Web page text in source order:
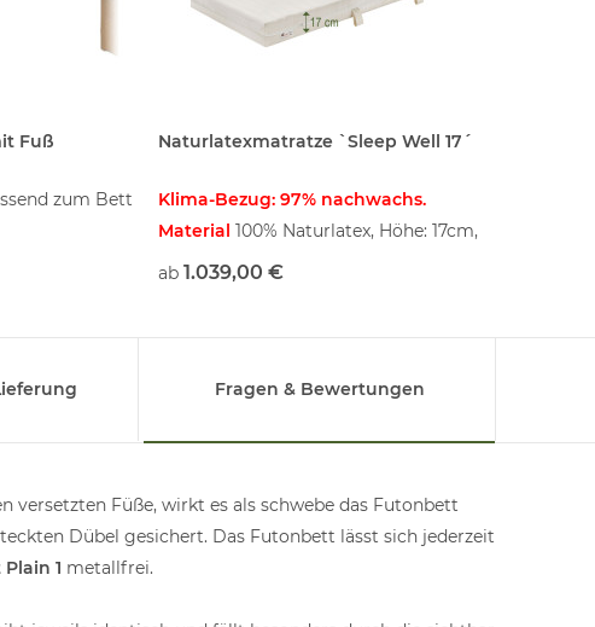
Fuß
zum Bett
Naturlatexmatratze `Sleep Well 17´
Klima-Bezug: 97% nachwachs.
Material 100% Naturlatex, Höhe: 17cm,
Kern: 14,5cm,
ab 1.039,00 €
Fragen & Bewertungen
versetzten Füße, wirkt es als schwebe das Futonbett
Dübel gesichert. Das Futonbett lässt sich jederzeit
1 metallfrei.